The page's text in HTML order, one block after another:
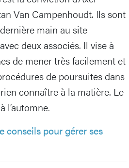
Van Campenhoudt. Ils sont
main au site
deux associés. Il vise à
de mener très facilement et
de poursuites dans
connaître à la matière. Le
l’automne.
conseils pour gérer ses